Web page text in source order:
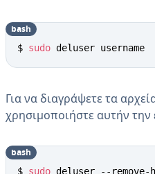
$ sudo deluser username
bash
Για να διαγράψετε τα
χρησιμοποιήστε αυτήν την
$ sudo deluser --remove-
bash